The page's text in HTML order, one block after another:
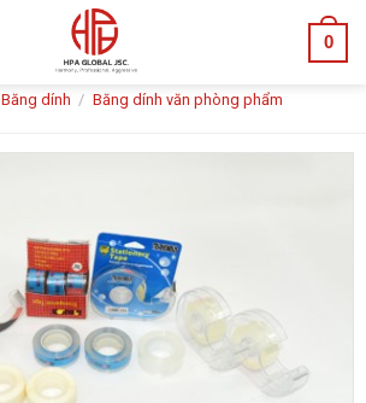
0
Băng dính / Băng dính văn phòng phẩm